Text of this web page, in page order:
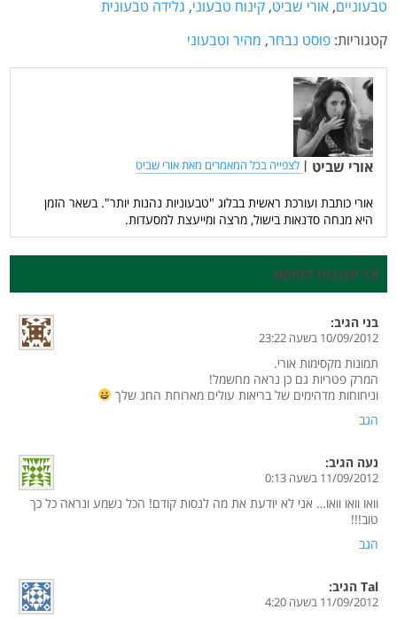
טבעוניים, אורי שביט, קינוח טבעוני, גלידה טבעונית
קטגוריות: פוסט נבחר, מהיר וטבעוני
אורי שביט | לצפייה בכל המאמרים מאת אורי שביט
אורי כותבת ועורכת ראשית בבלוג "טבעוניות נהנות יותר". בשאר הזמן
היא מנחה סדנאות בישול, מרצה ומייעצת למסעדות.
18 תגובות לפוסט
בני הגיב:
10/09/2012 בשעה 23:22
תמונות מקסימות אורי.
המרק פטריות גם כן נראה מחשמל!
וניחוחות מדהימים של בריאות עולים מארוחת החג שלך
הגב
נעה הגיב:
11/09/2012 בשעה 0:13
וואו וואו וואו… אני לא יודעת את מה לנסות קודם! הכל נשמע ונראה כל כך
טוב!!!
הגב
Tal הגיב:
11/09/2012 בשעה 4:20